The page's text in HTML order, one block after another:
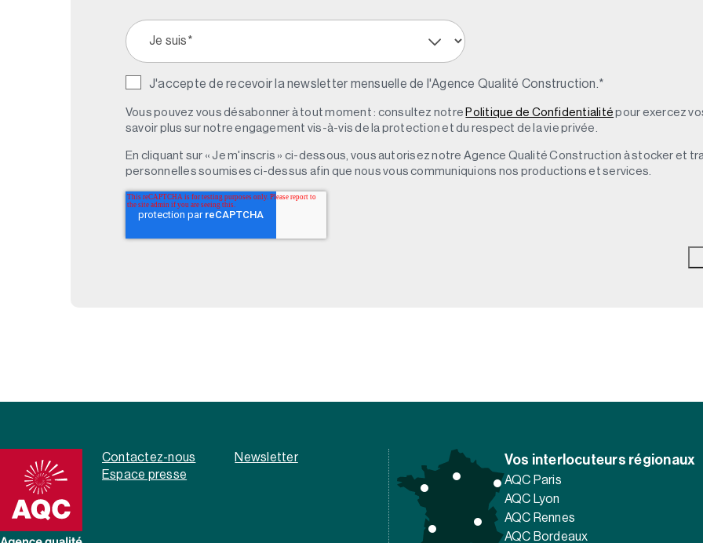
J'accepte de recevoir la newsletter mensuelle de l'Agence Qualité Construction.*
Vous pouvez vous désabonner à tout moment : consultez notre Politique de Confidentialité pour exercez
savoir plus sur notre engagement vis-à-vis de la protection et du respect de la vie privée.
En cliquant sur « Je m'inscris » ci-dessous, vous autorisez notre Agence Qualité Construction à stocker et
personnelles soumises ci-dessus afin que nous vous communiquions nos productions et services.
Contactez-nous
Newsletter
Espace presse
Vos interlocuteurs régionaux
AQC Paris
AQC Lyon
AQC Rennes
AQC Bordeaux